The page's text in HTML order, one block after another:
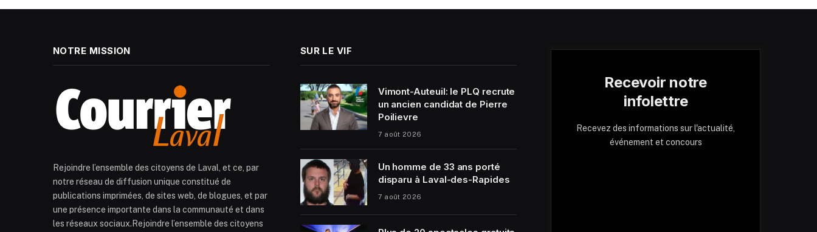
NOTRE MISSION
Rejoindre l’ensemble des citoyens de Laval, et ce, par
notre réseau de diffusion unique constitué de
publications imprimées, de sites web, de blogues, et par
une présence importante dans la communauté et dans
les réseaux sociaux.Rejoindre l’ensemble des citoyens
SUR LE VIF
Vimont-Auteuil: le PLQ recrute
un ancien candidat de Pierre
Poilievre
7 août 2026
Un homme de 33 ans porté
disparu à Laval-des-Rapides
7 août 2026
Recevoir notre
infolettre
Recevez des informations sur l'actualité,
événement et concours